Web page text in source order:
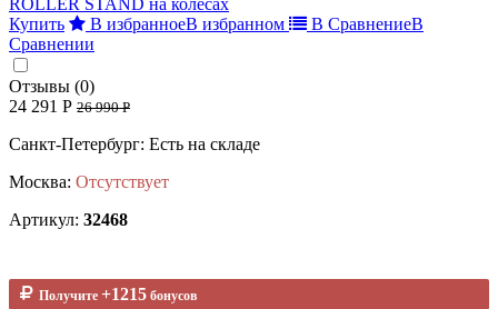
Купить В избранноеВ избранном В СравнениеВ
Сравнении
Отзывы (0)
24 291 Р 26 990 Р
Санкт-Петербург: Есть на складе
Москва: Отсутствует
Артикул: 32468
Получите +1215 бонусов